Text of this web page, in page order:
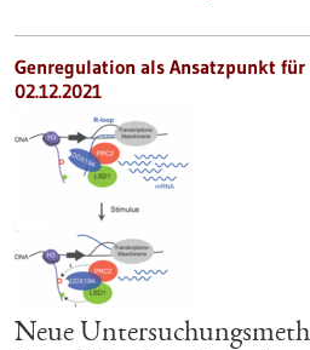
Genregulation als Ansatzpunkt
02.12.2021
Neue